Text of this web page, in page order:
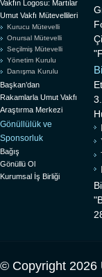
Vakfın Logosu: Martılar
Umut Vakfı Mütevellileri
Kurucu Mütevelli
Onursal Mütevelli
Seçilmiş Mütevelli
Yönetim Kurulu
Danışma Kurulu
Başkan’dan
Rakamlarla Umut Vakfı
Araştırma Merkezi
Gönüllülük ve
Sponsorluk
Bağış
Gönüllü Ol
Kurumsal İş Birliği
© Copyright 2026